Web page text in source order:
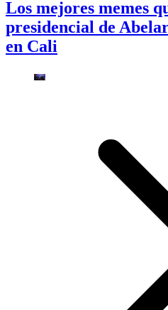
Los mejores memes
presidencial de
en Cali